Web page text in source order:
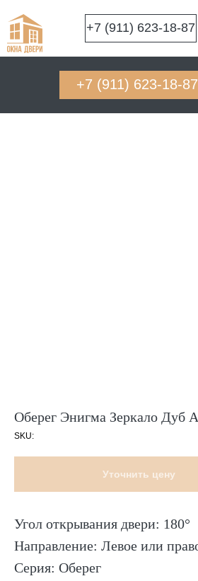
+7 (911) 623-18-87
+7 (911) 623-18-87
Оберег Энигма Зеркало Дуб
SKU:
Уточнить цену
Угол открывания двери: 180°
Направление: Левое или
Серия: Оберег